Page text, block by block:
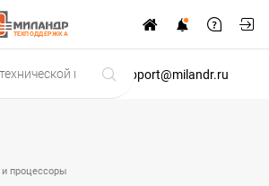
ТЕХПОДДЕРЖКА
support@milandr.ru
процессоры